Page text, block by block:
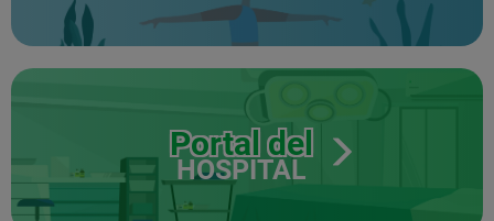
Portal del
HOSPITAL